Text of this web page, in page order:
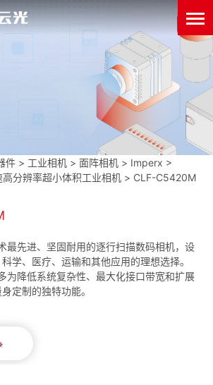
件 > 工业相机 >面阵相机 > Imperx >
高分辨率超小体积工业相机 > CLF-C5420M
最先进、坚固耐用的逐行扫描数码相机，设
学、医疗、运输和其他应用的理想选择。
为降低系统复杂性、最大化接口带宽和扩展
定制的独特功能。